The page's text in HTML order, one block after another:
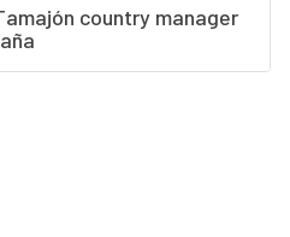
country manager